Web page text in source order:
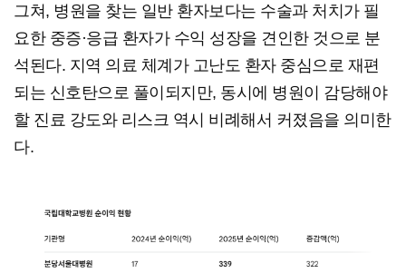
그쳐, 병원을 찾는 일반 환자보다는 수술과 처치가 필
요한 중증·응급 환자가 수익 성장을 견인한 것으로 분
석된다. 지역 의료 체계가 고난도 환자 중심으로 재편
되는 신호탄으로 풀이되지만, 동시에 병원이 감당해야
할 진료 강도와 리스크 역시 비례해서 커졌음을 의미한
다.